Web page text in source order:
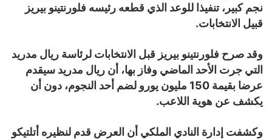
نجم كبير، تنفيذا للوعد الذي قطعه رئيسه فلورنتينو بيريز
قبيل الانتخابات.
وقد صرح فلورنتينو بيريز قبل الانتخابات لرئاسة ريال مدريد
التي جرت الأحد الماضي وفاز بها، أن ريال مدريد سيقدم
عرضا بقيمة 150 مليون يورو لضم أحد النجوم، دون أن
يكشف عن هوية اللاعب.
وكشفت إدارة النادي الملكي أن العرض قدم لنظيره أتلتيكو